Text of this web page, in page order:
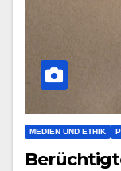
MEDIEN UND ETHIK